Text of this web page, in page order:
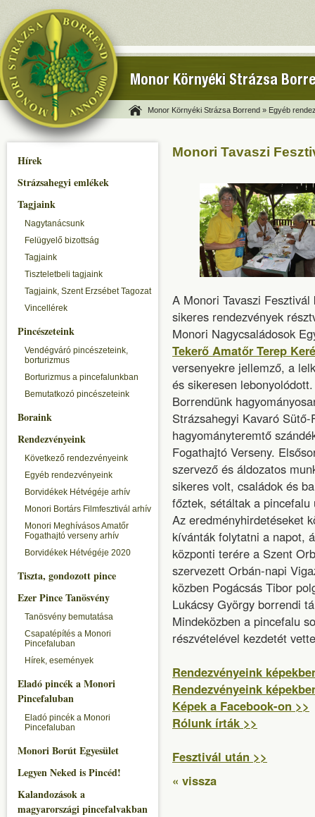
Monor Környéki Strázsa
Monor Környéki Strázsa Borrend » Egyéb
Hírek
Strázsahegyi emlékek
Tagjaink
Nagytanácsunk
Felügyelő bizottság
Tagjaink
Tiszteletbeli tagjaink
Tagjaink, Szent Erzsébet Tagozat
Vincellérek
Pincészeteink
Vendégváró pincészeteink,
borturizmus
Borturizmus a pincefalunkban
Bemutatkozó pincészeteink
Boraink
Rendezvényeink
Következő rendezvényeink
Egyéb rendezvényeink
Borvidékek Hétvégéje arhív
Monori Bortárs Filmfesztivál arhív
Monori Meghívásos Amatőr
Fogathajtó verseny arhív
Borvidékek Hétvégéje 2020
Tiszta, gondozott pince
Ezer Pince Tanösvény
Tanösvény bemutatása
Csapatépítés a Monori
Pincefaluban
Hírek, események
Eladó pincék a Monori
Pincefaluban
Eladó pincék a Monori
Pincefaluban
Monori Borút Egyesület
Legyen Neked is Pincéd!
Kalandozások a
magyarországi pincefalvakban
Monori Tavaszi
A Monori Tavaszi
sikeres rendezvények
Monori Nagycsaládosok
Tekerő Amatőr Terep
versenyekre jellemző, a
és sikeresen lebonyolódott.
Borrendünk
Strázsahegyi Kavaró
hagyományteremtő
Fogathajtó Verseny.
szervező és áldozatos
sikeres volt, családok és
főztek, sétáltak a
Az eredményhirdetéseket
kívánták folytatni a napot,
központi terére a Szent
szervezett Orbán-napi
közben Pogácsás Tibor
Lukácsy György borrendi
Mindeközben a pincefalu
részvételével kezdetét
Rendezvényeink
Rendezvényeink
Képek a Facebook-on >>
Rólunk írták >>
Fesztivál után >>
« vissza